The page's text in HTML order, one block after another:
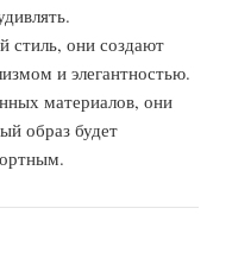
они создают
и элегантностью.
материалов, они
образ будет